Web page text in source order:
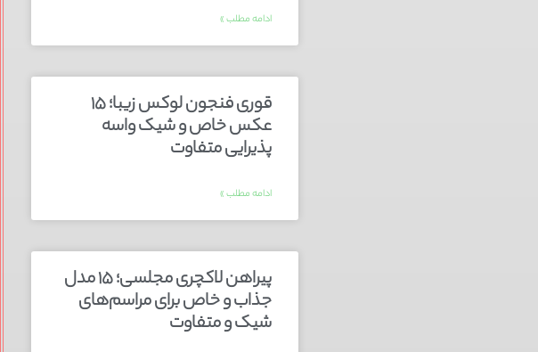
ادامه مطلب »
قوری فنجون لوکس زیبا؛ ۱۵
عکس خاص و شیک واسه
پذیرایی متفاوت
ادامه مطلب »
پیراهن لاکچری مجلسی؛ ۱۵ مدل
جذاب و خاص برای مراسم‌های
شیک و متفاوت